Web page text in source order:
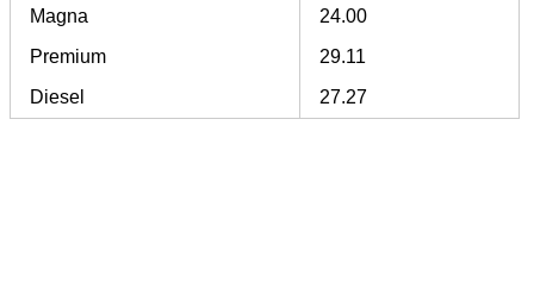
Magna
24.00
Premium
29.11
Diesel
27.27